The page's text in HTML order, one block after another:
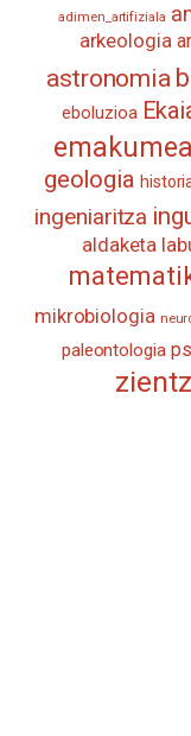
adimen_artifiziala
arkeologia
astronomia
eboluzioa
geologia
ingeniaritza
aldaketa
mikrobiologia
paleontologia